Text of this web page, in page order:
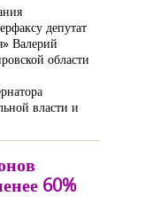
депутат
Валерий
области
власти и
60%